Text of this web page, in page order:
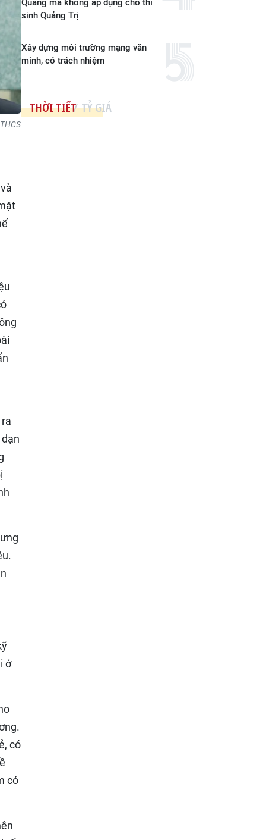
ở
có
có
Quang mà không áp dụng cho thí
sinh Quảng Trị
Xây dựng môi trường mạng văn
minh, có trách nhiệm
THỜI TIẾT TỶ GIÁ